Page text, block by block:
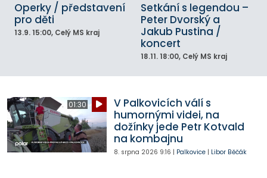
Operky / představení
pro děti
13.9. 15:00, Celý MS kraj
Setkání s legendou –
Peter Dvorský a
Jakub Pustina /
koncert
18.11. 18:00, Celý MS kraj
01:30
V Palkovicích válí s
humornými videi, na
dožínky jede Petr Kotvald
na kombajnu
8. srpna 2026 9:16 | Palkovice| Libor Běčák